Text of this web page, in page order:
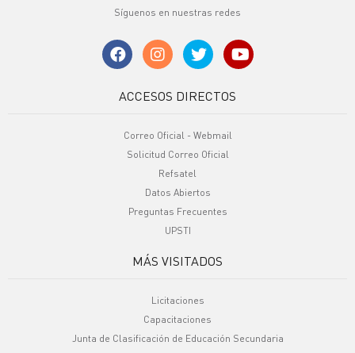
Síguenos en nuestras redes
ACCESOS DIRECTOS
Correo Oficial - Webmail
Solicitud Correo Oficial
Refsatel
Datos Abiertos
Preguntas Frecuentes
UPSTI
MÁS VISITADOS
Licitaciones
Capacitaciones
Junta de Clasificación de Educación Secundaria